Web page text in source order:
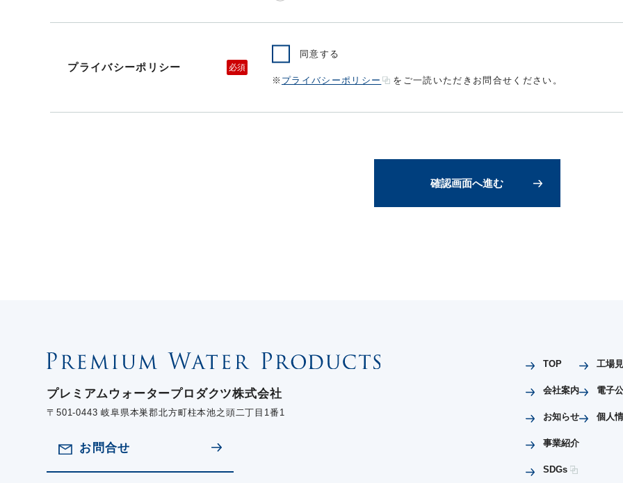
プライバシーポリシー 必須
同意する
※ プライバシーポリシー をご一読いただきお問合せください。
プレミアムウォータープロダクツ株式会社
〒501-0443 岐阜県本巣郡北方町柱本池之頭二丁目1番1
お問合せ
TOP
会社案内
お知らせ
事業紹介
SDGs
工場
電子
個人